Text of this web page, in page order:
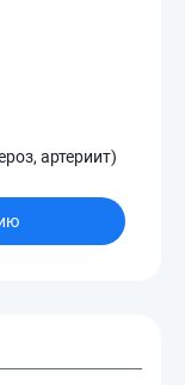
артериит)